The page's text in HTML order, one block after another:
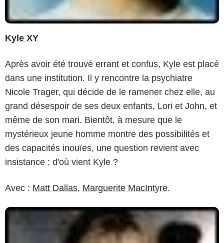
Kyle XY
Après avoir été trouvé errant et confus, Kyle est placé
dans une institution. Il y rencontre la psychiatre
Nicole Trager, qui décide de le ramener chez elle, au
grand désespoir de ses deux enfants, Lori et John, et
même de son mari. Bientôt, à mesure que le
mystérieux jeune homme montre des possibilités et
des capacités inouïes, une question revient avec
insistance : d'où vient Kyle ?
Avec : Matt Dallas, Marguerite MacIntyre.